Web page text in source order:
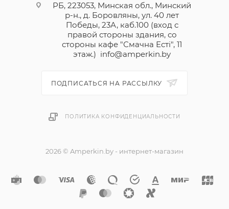
РБ, 223053, Минская обл., Минский
р-н., д. Боровляны, ул. 40 лет
Победы, 23А, каб.100 (вход с
правой стороны здания, со
стороны кафе "Смачна Естi", 11
этаж.) info@amperkin.by
ПОДПИСАТЬСЯ НА РАССЫЛКУ
ПОЛИТИКА КОНФИДЕНЦИАЛЬНОСТИ
2026 © Amperkin.by - интернет-магазин